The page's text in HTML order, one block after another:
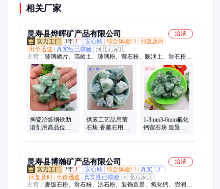
相关厂家
灵寿县烨晖矿产品有限公司
洽谈
3年 厂 安心购 综合体验L1
回复及时
出价迅速
真实性已核验 河北石家庄
主营： 玻璃鳞片、高岭土、玻璃粉、萤石粉、膨润土、滑石粉、
铝矾土、硅灰、沉淀硫酸钡、重钙、轻钙、硅藻土、珍珠岩、玻
璃微珠、重晶石粉、S95矿粉、透明粉、煅烧高岭土、玻璃砂、
云母粉、木炭、硅酸铝粉、长石粉、火山石、贝壳粉
掏瓷冶炼钢铁助
溶剂用高品位萤
供应工艺品用萤
石块 香薰石用绿
1-3mm3-6mm氟化
钙萤石块 造景装
灵寿县博瀚矿产品有限公司
洽谈
2年 厂 安心购 综合体验L3 真实工厂
回复及时 出价迅速 真实性已核验 河北石家庄
主营： 麦饭石粉、滑石粉、沸石粉、装饰造景、氧化钙、膨润